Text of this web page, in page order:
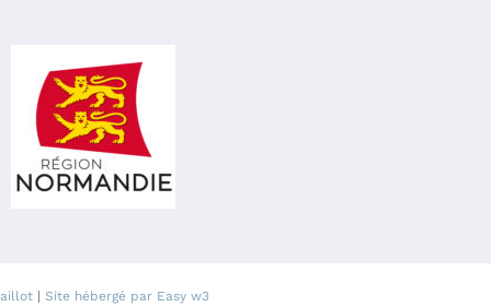
| Site hébergé par Easy w3